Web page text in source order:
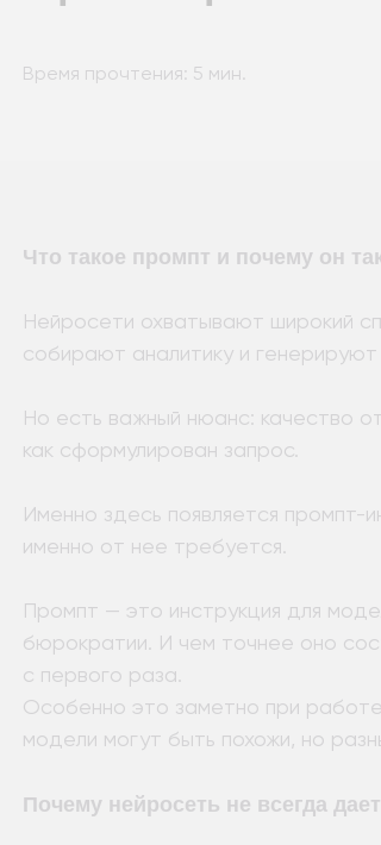
Время прочтения: 5 мин.
Что такое промпт и почему он
Нейросети охватывают широкий
собирают аналитику и генерируют
Но есть важный нюанс: качество
как сформулирован запрос.
Именно здесь появляется промпт-
именно от нее требуется.
Промпт — это инструкция для
бюрократии. И чем точнее оно
с первого раза.
Особенно это заметно при
модели могут быть похожи, но
Почему нейросеть не всегда